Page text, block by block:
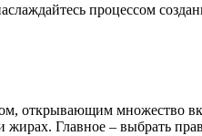
процессом
открывающим множество
Главное – выбрать